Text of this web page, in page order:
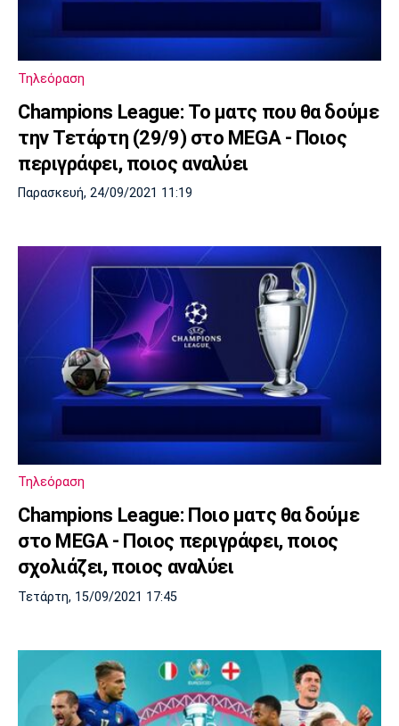
Cine Spot
Running
Media
Πρόγραμμα TV
Μπαρτσελόνα
Ρεάλ
Μάντσεστερ
Γιουνάιτεντ
Τσέλσι Άρσεναλ
Λίβερπουλ
Μάντσεστερ
Γιουβέντους
Ίντερ Μίλαν Μπάγερν
Μονακό
Ερυθρός
Τότεναμ
Τηλεόραση
Champions League: Το ματς που θα δούμε
την Τετάρτη (29/9) στο MEGA - Ποιος
περιγράφει, ποιος αναλύει
Παρασκευή, 24/09/2021 11:19
Τηλεόραση
Champions League: Ποιο ματς θα δούμε
στο MEGA - Ποιος περιγράφει, ποιος
σχολιάζει, ποιος αναλύει
Τετάρτη, 15/09/2021 17:45